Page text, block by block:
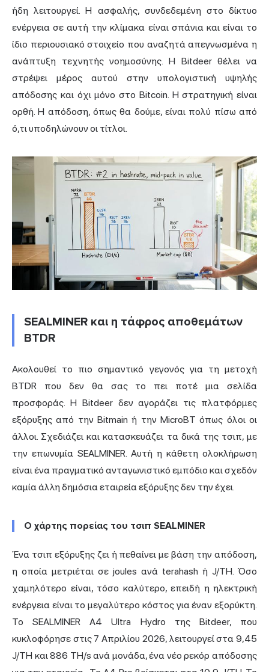
ήδη λειτουργεί. Η ασφαλής, συνδεδεμένη στο δίκτυο
ενέργεια σε αυτή την κλίμακα είναι σπάνια και είναι το
ίδιο περιουσιακό στοιχείο που αναζητά απεγνωσμένα η
ανάπτυξη τεχνητής νοημοσύνης. Η Bitdeer θέλει να
στρέψει μέρος αυτού στην υπολογιστική υψηλής
απόδοσης και όχι μόνο στο Bitcoin. Η στρατηγική είναι
ορθή. Η απόδοση, όπως θα δούμε, είναι πολύ πίσω από
ό,τι υποδηλώνουν οι τίτλοι.
SEALMINER και η τάφρος αποθεμάτων
BTDR
Ακολουθεί το πιο σημαντικό γεγονός για τη μετοχή
BTDR που δεν θα σας το πει ποτέ μια σελίδα
προσφοράς. Η Bitdeer δεν αγοράζει τις πλατφόρμες
εξόρυξης από την Bitmain ή την MicroBT όπως όλοι οι
άλλοι. Σχεδιάζει και κατασκευάζει τα δικά της τσιπ, με
την επωνυμία SEALMINER. Αυτή η κάθετη ολοκλήρωση
είναι ένα πραγματικό ανταγωνιστικό εμπόδιο και σχεδόν
καμία άλλη δημόσια εταιρεία εξόρυξης δεν την έχει.
Ο χάρτης πορείας του τσιπ SEALMINER
Ένα τσιπ εξόρυξης ζει ή πεθαίνει με βάση την απόδοση,
η οποία μετριέται σε joules ανά terahash ή J/TH. Όσο
χαμηλότερο είναι, τόσο καλύτερο, επειδή η ηλεκτρική
ενέργεια είναι το μεγαλύτερο κόστος για έναν εξορύκτη.
Το SEALMINER A4 Ultra Hydro της Bitdeer, που
κυκλοφόρησε στις 7 Απριλίου 2026, λειτουργεί στα 9,45
J/TH και 886 TH/s ανά μονάδα,ένα νέο ρεκόρ απόδοσης